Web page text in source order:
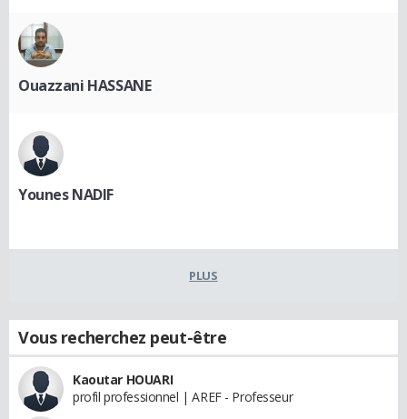
Ouazzani HASSANE
Younes NADIF
PLUS
Vous recherchez peut-être
Kaoutar HOUARI
profil professionnel | AREF - Professeur